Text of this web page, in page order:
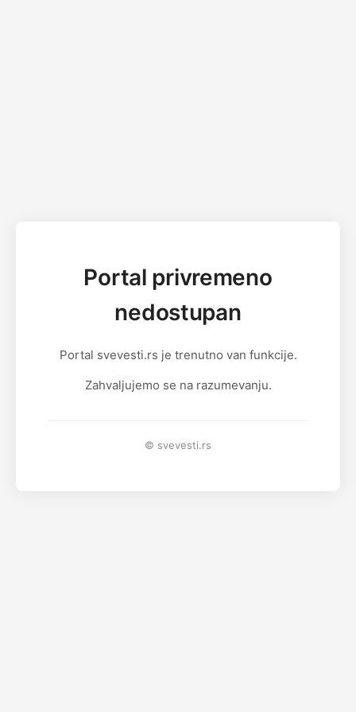
Portal privremeno
nedostupan
Portal svevesti.rs je trenutno van funkcije.
Zahvaljujemo se na razumevanju.
© svevesti.rs